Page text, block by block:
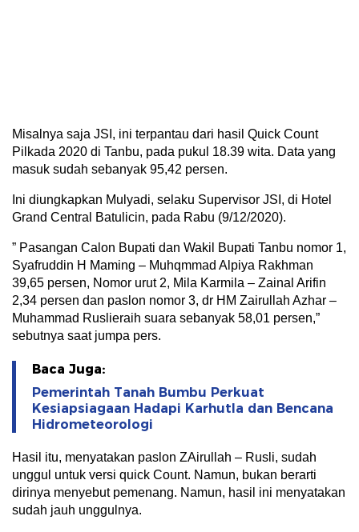
Misalnya saja JSI, ini terpantau dari hasil Quick Count
Pilkada 2020 di Tanbu, pada pukul 18.39 wita. Data yang
masuk sudah sebanyak 95,42 persen.
Ini diungkapkan Mulyadi, selaku Supervisor JSI, di Hotel
Grand Central Batulicin, pada Rabu (9/12/2020).
” Pasangan Calon Bupati dan Wakil Bupati Tanbu nomor 1,
Syafruddin H Maming – Muhqmmad Alpiya Rakhman
39,65 persen, Nomor urut 2, Mila Karmila – Zainal Arifin
2,34 persen dan paslon nomor 3, dr HM Zairullah Azhar –
Muhammad Ruslieraih suara sebanyak 58,01 persen,”
sebutnya saat jumpa pers.
Baca Juga:
Pemerintah Tanah Bumbu Perkuat
Kesiapsiagaan Hadapi Karhutla dan Bencana
Hidrometeorologi
Hasil itu, menyatakan paslon ZAirullah – Rusli, sudah
unggul untuk versi quick Count. Namun, bukan berarti
dirinya menyebut pemenang. Namun, hasil ini menyatakan
sudah jauh unggulnya.